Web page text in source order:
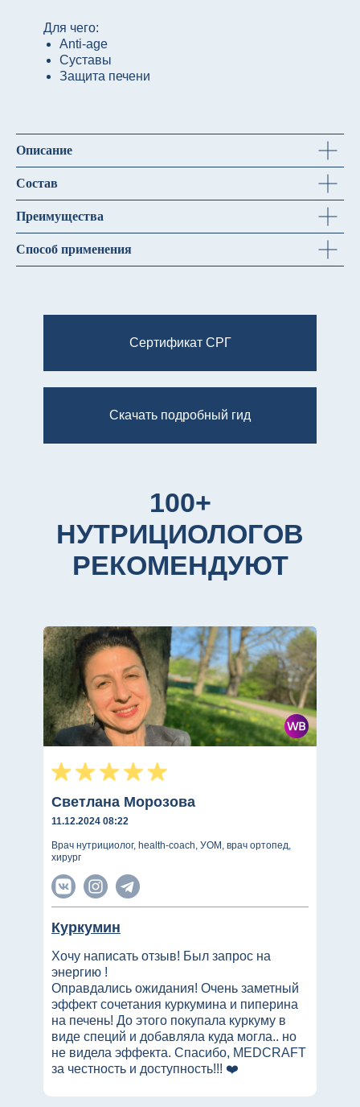
Для чего:
Anti-age
Суставы
Защита печени
Описание
Состав
Преимущества
Способ применения
Сертификат СРГ
Скачать подробный гид
100+
НУТРИЦИОЛОГОВ
РЕКОМЕНДУЮТ
Хочу написать отзыв! Был запрос на
энергию !
Оправдались ожидания! Очень заметный
эффект сочетания куркумина и пиперина
на печень! До этого покупала куркуму в
виде специй и добавляла куда могла.. но
не видела эффекта. Спасибо, MEDCRAFT
за честность и доступность!!! ❤️
Куркумин
11.12.2024 08:22
Врач нутрициолог, health-coach, УОМ, врач ортопед,
хирург
Светлана Морозова